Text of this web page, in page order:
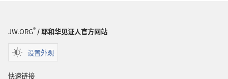
JW.ORG®/ 耶和华见证人官方网站
设置外观
快速链接